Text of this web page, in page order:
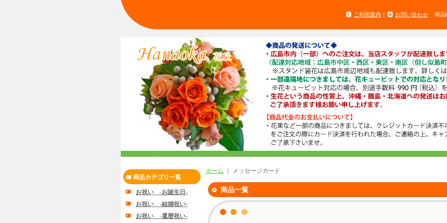
ご利用案内 ｜ お問い合わせ 商品
商品カテゴリ一覧
お祝い -お誕生日-
お祝い -結婚祝い-
お祝い -還暦祝い-
ホーム メッセージカード
商品一覧